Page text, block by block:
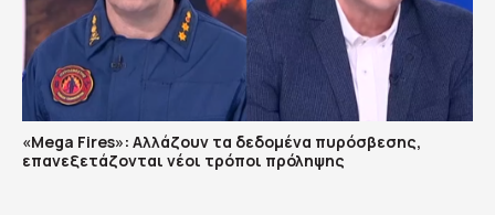
«Mega Fires»: Αλλάζουν τα δεδομένα πυρόσβεσης,
επανεξετάζονται νέοι τρόποι πρόληψης